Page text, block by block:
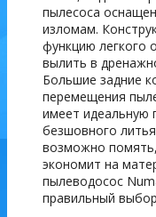
пылесоса
изломам.
функцию легкого
вылить в
Большие задние
перемещения
имеет идеальную
безшовного
возможно
экономит на
пылеводосос
правильный